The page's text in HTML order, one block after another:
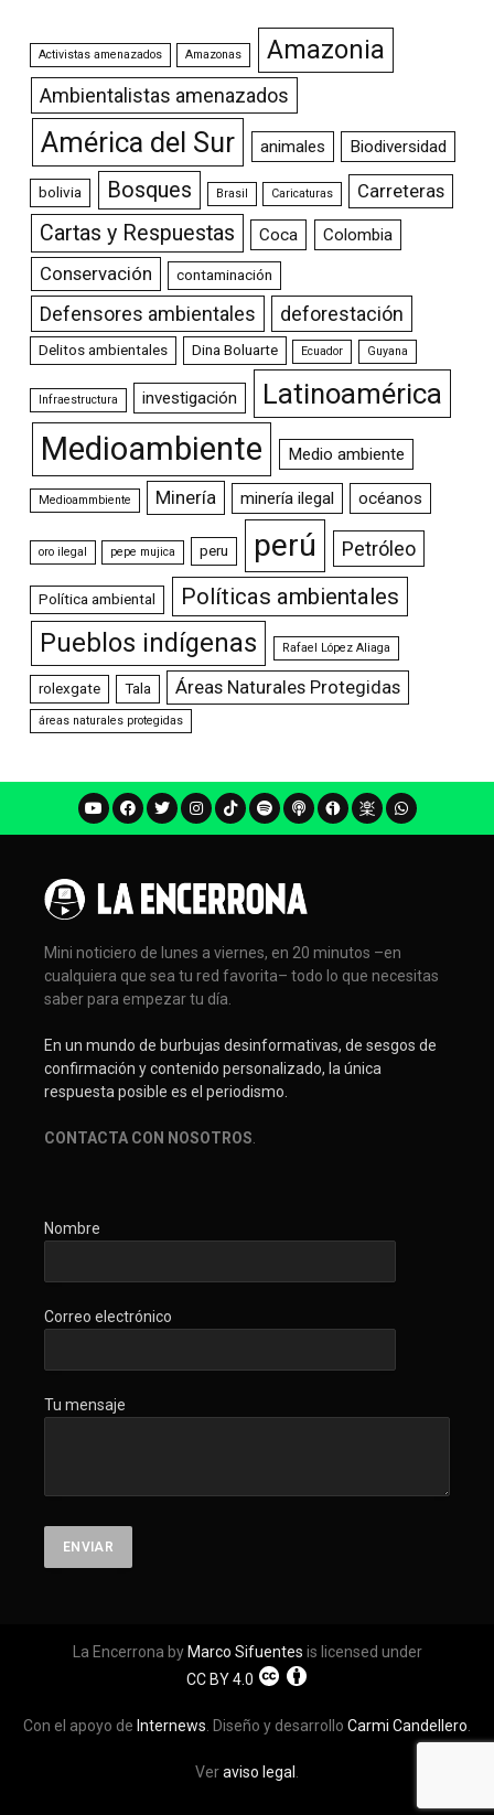
Activistas amenazados Amazonas Amazonia
Ambientalistas amenazados
América del Sur animales Biodiversidad
bolivia Bosques Brasil Caricaturas Carreteras
Cartas y Respuestas Coca Colombia
Conservación contaminación
Defensores ambientales deforestación
Delitos ambientales Dina Boluarte Ecuador Guyana
Infraestructura investigación Latinoamérica
Medioambiente Medio ambiente
Medioammbiente Minería minería ilegal océanos
oro ilegal pepe mujica peru perú Petróleo
Política ambiental Políticas ambientales
Pueblos indígenas Rafael López Aliaga
rolexgate Tala Áreas Naturales Protegidas
áreas naturales protegidas
Mini noticiero de lunes a viernes, en 20 minutos –en
cualquiera que sea tu red favorita– todo lo que necesitas
saber para empezar tu día.
En un mundo de burbujas desinformativas, de sesgos de
confirmación y contenido personalizado, la única
respuesta posible es el periodismo.
CONTACTA CON NOSOTROS
Nombre
Correo electrónico
Tu mensaje
La Encerrona by Marco Sifuentes is licensed under
CC BY 4.0
Con el apoyo de Internews . Diseño y desarrollo Carmi Candellero
Veraviso legal